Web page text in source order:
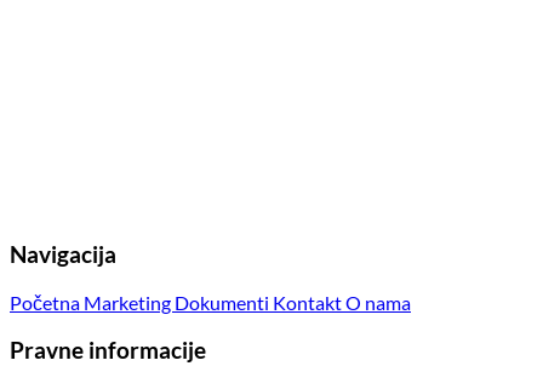
Navigacija
Početna Marketing Dokumenti KontaktO nama
Pravne informacije